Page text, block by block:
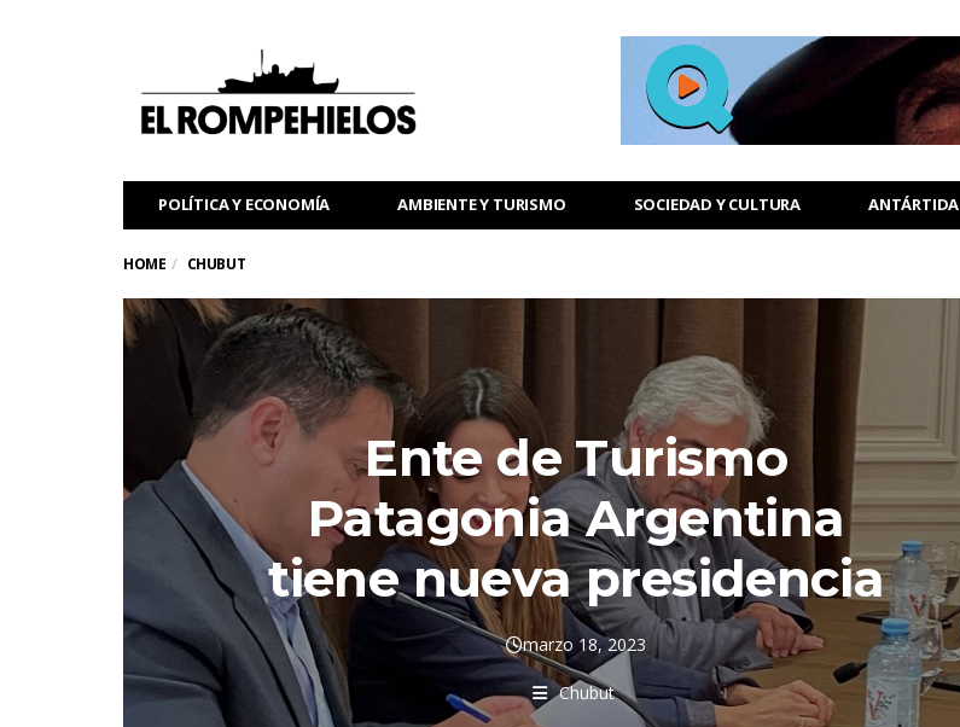
POLÍTICA Y ECONOMÍA AMBIENTE Y TURISMO SOCIEDAD Y CULTURA ANTÁRTIDA
HOME CHUBUT
Ente de Turismo
Patagonia Argentina
tiene nueva presidencia
marzo 18, 2023
Chubut